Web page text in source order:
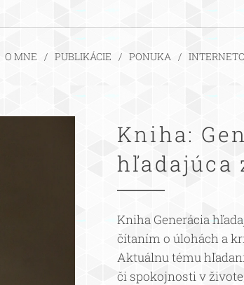
O MNE PUBLIKÁCIE PONUKA
Kniha:
hľadajúca
Kniha Generácia
čítaním o úlohách a
Aktuálnu tému
či spokojnosti v